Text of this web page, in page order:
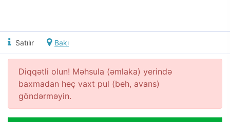
Satılır Bakı
Diqqətli olun! Məhsula (əmlaka) yerində
baxmadan heç vaxt pul (beh, avans)
göndərməyin.